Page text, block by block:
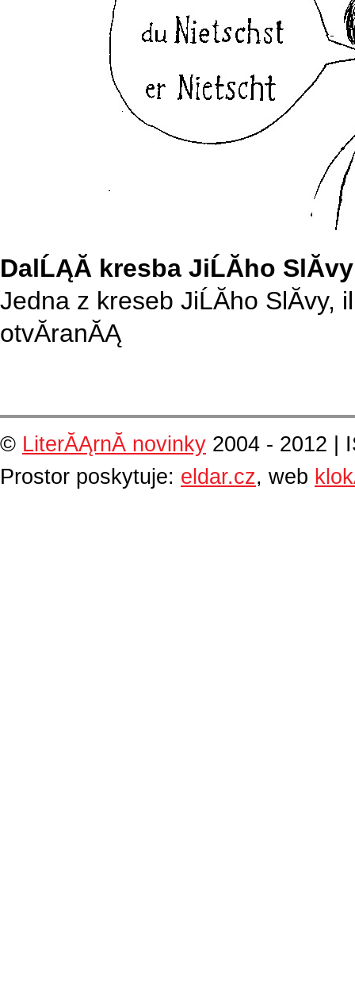
DalĹĄĂ­ kresba JiĹĂ­ho
Jedna z kreseb JiĹĂ­ho
otvĂ­ranĂĄ
© LiterĂĄrnĂ­ novinky 2004 - 2012 |
Prostor poskytuje: eldar.cz, web